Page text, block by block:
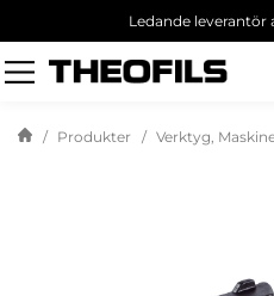
Ledande leverantör
Sök
produkt
Produkter Verktyg,